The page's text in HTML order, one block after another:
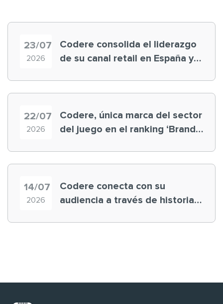
23/07
2026
Codere consolida el liderazgo
de su canal retail en España y
22/07
2026
Codere, única marca del sector
del juego en el ranking ‘Brand
14/07
2026
Codere conecta con su
audiencia a través de historias